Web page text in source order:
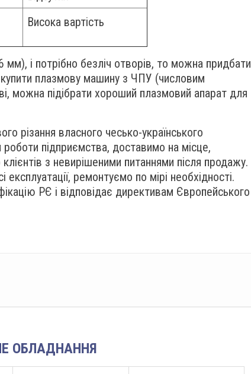
Висока вартість
і потрібно безліч отворів, то можна придбати
купити плазмову машину з ЧПУ (числовим
можна підібрати хороший плазмовий апарат для
різання власного чесько-українського
підприємства, доставимо на місце,
з невирішеними питаннями після продажу.
ремонтуємо по мірі необхідності.
РЄ і відповідає директивам Європейського
ОБЛАДНАННЯ